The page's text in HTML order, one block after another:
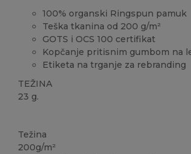
100% organski Ringspun pamuk
Teška tkanina od 200 g/m²
GOTS i OCS 100 certifikat
Kopčanje pritisnim gumbom na
Etiketa na trganje za rebranding
TEŽINA
23 g.
Težina
200g/m²